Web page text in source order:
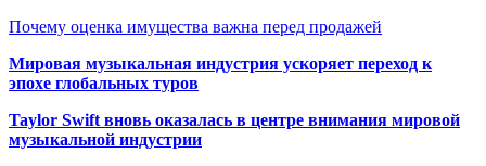
Почему оценка имущества важна перед продажей
Мировая музыкальная индустрия ускоряет переход к
эпохе глобальных туров
Taylor Swift вновь оказалась в центре внимания мировой
музыкальной индустрии